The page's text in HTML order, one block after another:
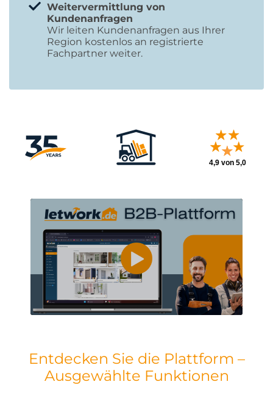
Weitervermittlung von
Kundenanfragen
Wir leiten Kundenanfragen aus Ihrer
Region kostenlos an registrierte
Fachpartner weiter.
Entdecken Sie die Plattform –
Ausgewählte Funktionen